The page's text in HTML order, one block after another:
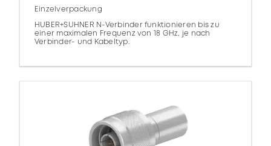
Einzelverpackung
HUBER+SUHNER N-Verbinder funktionieren bis zu
einer maximalen Frequenz von 18 GHz, je nach
Verbinder- und Kabeltyp.